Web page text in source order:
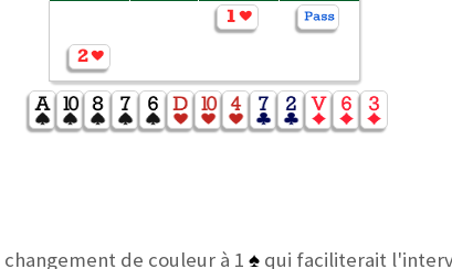
de couleur à 1 ♠qui faciliterait